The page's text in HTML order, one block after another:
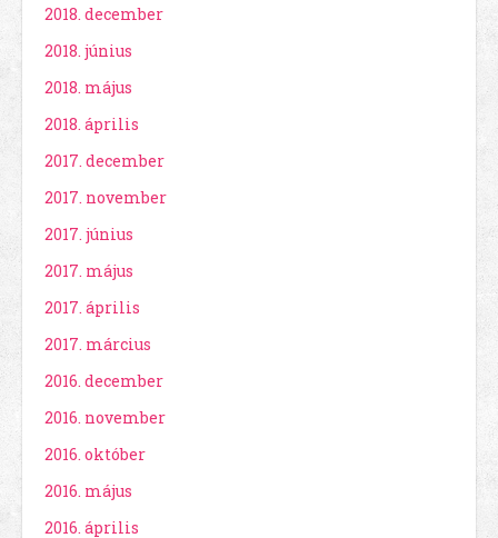
2018. december
2018. június
2018. május
2018. április
2017. december
2017. november
2017. június
2017. május
2017. április
2017. március
2016. december
2016. november
2016. október
2016. május
2016. április